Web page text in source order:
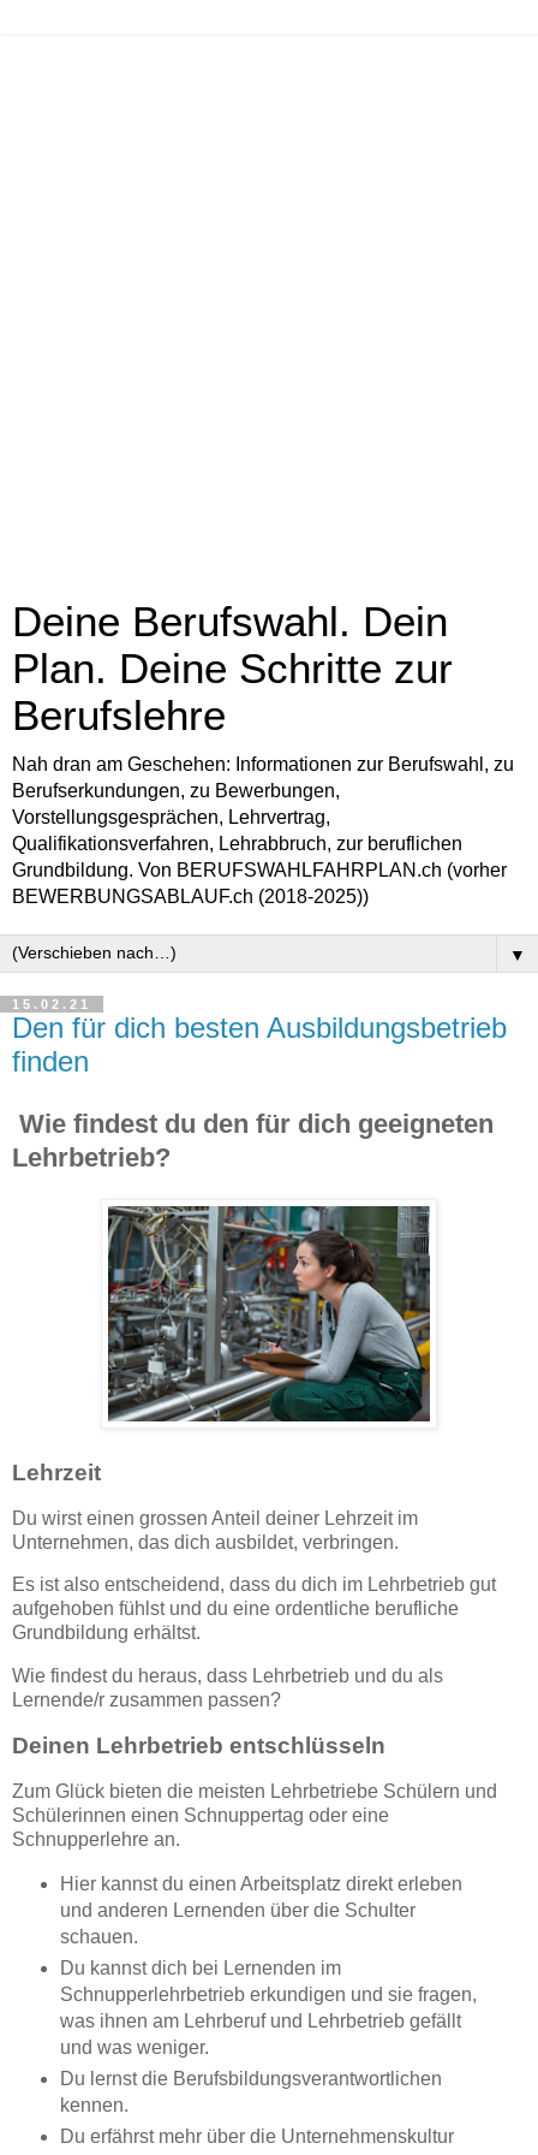
Deine Berufswahl. Dein
Plan. Deine Schritte zur
Berufslehre
Nah dran am Geschehen: Informationen zur Berufswahl, zu
Berufserkundungen, zu Bewerbungen,
Vorstellungsgesprächen, Lehrvertrag,
Qualifikationsverfahren, Lehrabbruch, zur beruflichen
Grundbildung. Von BERUFSWAHLFAHRPLAN.ch (vorher
BEWERBUNGSABLAUF.ch (2018-2025))
▼
15.02.21
Den für dich besten Ausbildungsbetrieb
finden
Wie findest du den für dich geeigneten
Lehrbetrieb?
Lehrzeit
Du wirst einen grossen Anteil deiner Lehrzeit im
Unternehmen, das dich ausbildet, verbringen.
Es ist also entscheidend, dass du dich im Lehrbetrieb gut
aufgehoben fühlst und du eine ordentliche berufliche
Grundbildung erhältst.
Wie findest du heraus, dass Lehrbetrieb und du als
Lernende/r zusammen passen?
Deinen Lehrbetrieb entschlüsseln
Zum Glück bieten die meisten Lehrbetriebe Schülern und
Schülerinnen einen Schnuppertag oder eine
Schnupperlehre an.
Hier kannst du einen Arbeitsplatz direkt erleben
und anderen Lernenden über die Schulter
schauen.
Du kannst dich bei Lernenden im
Schnupperlehrbetrieb erkundigen und sie fragen,
was ihnen am Lehrberuf und Lehrbetrieb gefällt
und was weniger.
Du lernst die Berufsbildungsverantwortlichen
kennen.
Du erfährst mehr über die Unternehmenskultur